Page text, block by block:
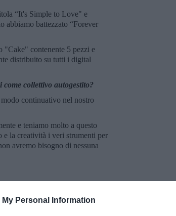
My Personal Information
“It's Simple to Love" e
abbiamo battezzato “Forever
"Cake" contenente 5 pezzi e
distribuito su tutti i digital
collettivo autogestito?
continuativo nel nostro
e teniamo molto a questo
e la creatività i veri strumenti per
avremo bisogno di nessuna
sia a livello locale sia
locali sempre come band che